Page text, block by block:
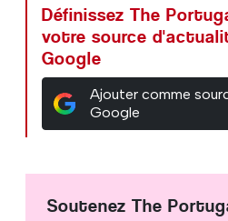
Définissez The
votre source
Google
Ajouter comme
Google
Soutenez The